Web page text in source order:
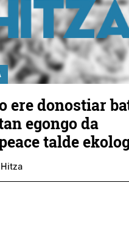
ere donostiar
egongo da
talde